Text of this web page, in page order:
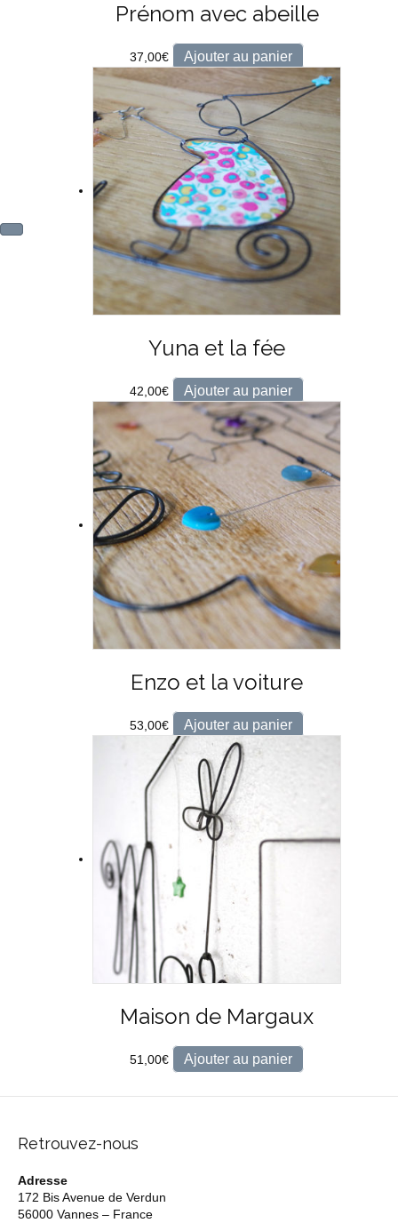
Prénom avec abeille
37,00€ Ajouter au panier
Yuna et la fée
42,00€ Ajouter au panier
Enzo et la voiture
53,00€ Ajouter au panier
Maison de Margaux
51,00€ Ajouter au panier
Retrouvez-nous
Adresse
172 Bis Avenue de Verdun
56000 Vannes – France